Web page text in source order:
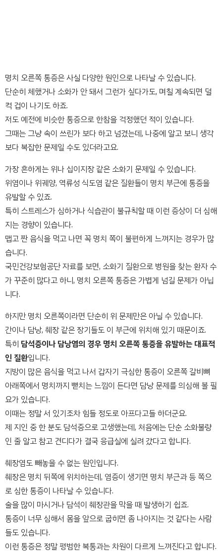
명치 오른쪽 통증은 사실 다양한 원인으로 나타날 수 있습니다.
단순히 체했거나 소화가 안 돼서 그런가 싶다가도, 며칠 계속되면 덜
컥 겁이 나기도 하죠.
저도 예전에 비슷한 통증으로 한참을 걱정했던 적이 있습니다.
그때는 그냥 속이 쓰린가 보다 하고 넘겼는데, 나중에 알고 보니 생각
보다 복잡한 문제일 수도 있더라고요.
가장 흔하게는 위나 십이지장 같은 소화기 문제일 수 있습니다.
위염이나 위궤양, 역류성 식도염 같은 질환들이 명치 부근에 통증을
유발할 수 있죠.
특히 스트레스가 심하거나 식습관이 불규칙할 때 이런 증상이 더 심해
지는 경향이 있습니다.
맵고 짠 음식을 먹고 나면 꼭 명치 쪽이 불편하게 느껴지는 경우가 많
습니다.
국민건강보험공단 자료를 보면, 소화기 질환으로 병원을 찾는 환자 수
가 꾸준히 많다고 하니, 명치 오른쪽 통증은 가볍게 넘길 문제가 아닙
니다.
하지만 명치 오른쪽이라면 단순히 위 문제만은 아닐 수 있습니다.
간이나 담낭, 췌장 같은 장기들도 이 부근에 위치해 있기 때문이죠.
특히 담석증이나 담낭염의 경우 명치 오른쪽 통증을 유발하는 대표적
인 질환입니다.
지방이 많은 음식을 먹고 나서 갑자기 극심한 통증이 오른쪽 갈비뼈
아래쪽에서 명치까지 뻗치는 느낌이 든다면 담낭 문제를 의심해 볼 필
요가 있습니다.
이때는 정말 서 있기조차 힘들 정도로 아프다고들 하더군요.
제 지인 중 한 분도 담석증으로 고생했는데, 처음에는 단순 소화불량
인 줄 알고 참고 견디다가 결국 응급실에 실려 갔다고 합니다.
췌장염도 빼놓을 수 없는 원인입니다.
췌장은 명치 뒤쪽에 위치하는데, 염증이 생기면 명치 부근과 등 쪽으
로 심한 통증이 나타날 수 있습니다.
술을 많이 마시거나 담석이 췌장관을 막을 때 발생하기 쉽죠.
통증이 너무 심해서 몸을 앞으로 굽히면 좀 나아지는 것 같다는 사람
들도 있습니다.
이런 통증은 정말 평범한 복통과는 차원이 다르게 느껴진다고 합니다.